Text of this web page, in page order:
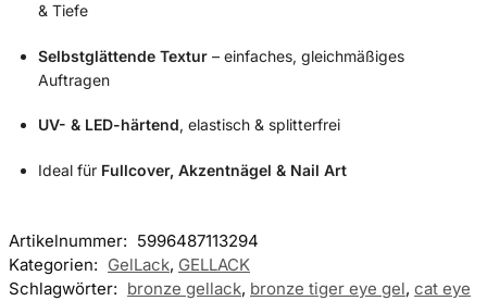
& Tiefe
Selbstglättende Textur – einfaches, gleichmäßiges
Auftragen
UV- & LED-härtend, elastisch & splitterfrei
Ideal für Fullcover, Akzentnägel & Nail Art
Artikelnummer: 5996487113294
Kategorien: GelLack, GELLACK
Schlagwörter: bronze gellack, bronze tiger eye gel, cat eye